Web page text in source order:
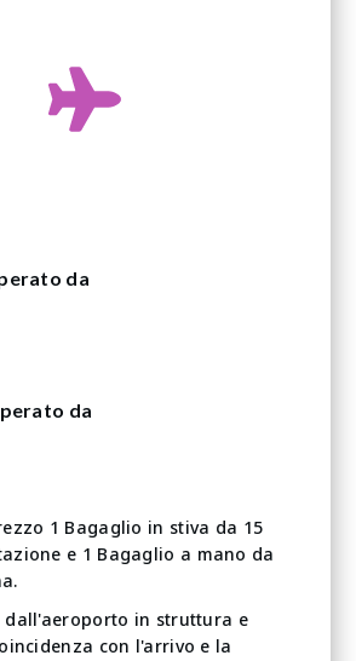
da
da
1 Bagaglio in stiva da 15
e 1 Bagaglio a mano da
dall'aeroporto in struttura e
con l'arrivo e la